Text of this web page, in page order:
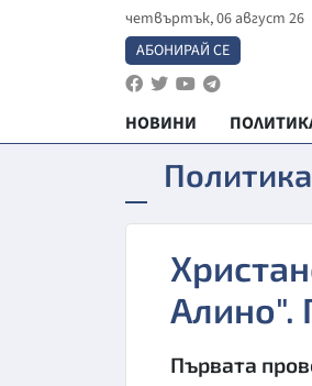
четвъртък, 06 август 26
АБОНИРАЙ СЕ
НОВИНИ
Политика
Алино".
Първата